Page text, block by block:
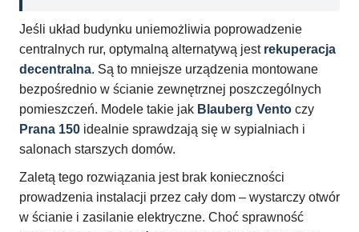
Jeśli układ budynku uniemożliwia poprowadzenie
centralnych rur, optymalną alternatywą jest rekuperacja
decentralna. Są to mniejsze urządzenia montowane
bezpośrednio w ścianie zewnętrznej poszczególnych
pomieszczeń. Modele takie jak Blauberg Vento czy
Prana 150 idealnie sprawdzają się w sypialniach i
salonach starszych domów.
Zaletą tego rozwiązania jest brak konieczności
prowadzenia instalacji przez cały dom – wystarczy otwór
w ścianie i zasilanie elektryczne. Choć sprawność